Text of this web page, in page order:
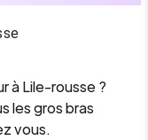
àLile-rousse?
les gros bras
vous.